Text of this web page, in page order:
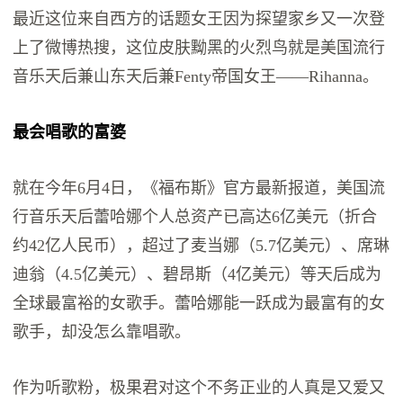
最近这位来自西方的话题女王因为探望家乡又一次登
上了微博热搜，这位皮肤黝黑的火烈鸟就是美国流行
音乐天后兼山东天后兼Fenty帝国女王——Rihanna。
最会唱歌的富婆
就在今年6月4日，《福布斯》官方最新报道，美国流
行音乐天后蕾哈娜个人总资产已高达6亿美元（折合
约42亿人民币），超过了麦当娜（5.7亿美元）、席琳
迪翁（4.5亿美元）、碧昂斯（4亿美元）等天后成为
全球最富裕的女歌手。蕾哈娜能一跃成为最富有的女
歌手，却没怎么靠唱歌。
作为听歌粉，极果君对这个不务正业的人真是又爱又